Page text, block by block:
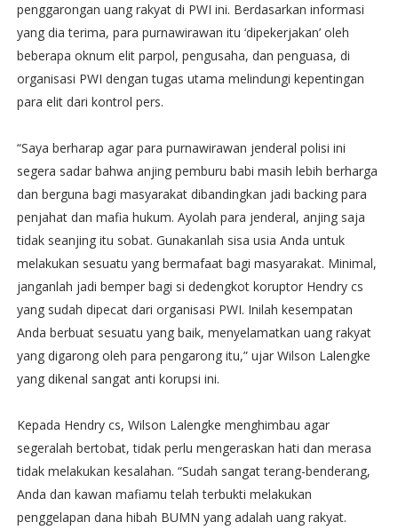
penggarongan uang rakyat di PWI ini. Berdasarkan informasi
yang dia terima, para purnawirawan itu ‘dipekerjakan’ oleh
beberapa oknum elit parpol, pengusaha, dan penguasa, di
organisasi PWI dengan tugas utama melindungi kepentingan
para elit dari kontrol pers.
“Saya berharap agar para purnawirawan jenderal polisi ini
segera sadar bahwa anjing pemburu babi masih lebih berharga
dan berguna bagi masyarakat dibandingkan jadi backing para
penjahat dan mafia hukum. Ayolah para jenderal, anjing saja
tidak seanjing itu sobat. Gunakanlah sisa usia Anda untuk
melakukan sesuatu yang bermafaat bagi masyarakat. Minimal,
janganlah jadi bemper bagi si dedengkot koruptor Hendry cs
yang sudah dipecat dari organisasi PWI. Inilah kesempatan
Anda berbuat sesuatu yang baik, menyelamatkan uang rakyat
yang digarong oleh para pengarong itu,” ujar Wilson Lalengke
yang dikenal sangat anti korupsi ini.
Kepada Hendry cs, Wilson Lalengke menghimbau agar
segeralah bertobat, tidak perlu mengeraskan hati dan merasa
tidak melakukan kesalahan. “Sudah sangat terang-benderang,
Anda dan kawan mafiamu telah terbukti melakukan
penggelapan dana hibah BUMN yang adalah uang rakyat.